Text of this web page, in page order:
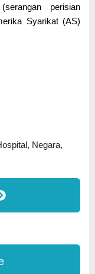
perisian
Syarikat (AS)
, Negara,